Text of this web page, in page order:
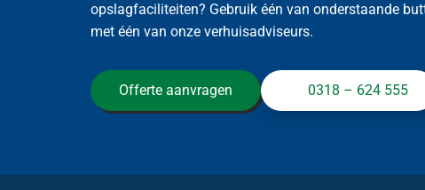
opslagfaciliteiten? Gebruik één van onderstaande
met één van onze verhuisadviseurs.
Offerte aanvragen 0318 – 624 555